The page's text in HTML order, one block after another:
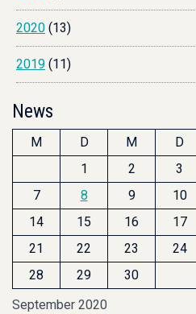
2020 (13)
2019 (11)
News
September 2020
M D M D
1
2 3
7
8 9 10
14
15 16 17
21
22 23 24
28
29 30